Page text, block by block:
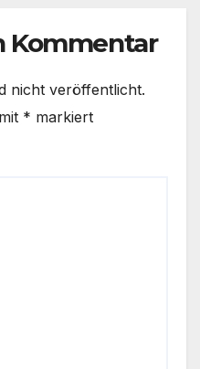
Kommentar
nicht veröffentlicht.
* markiert